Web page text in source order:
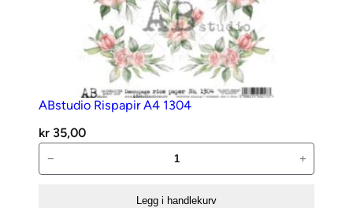
ABstudio Rispapir A4 1304
kr 35,00
Rispapir
− +
Legg i handlekurv